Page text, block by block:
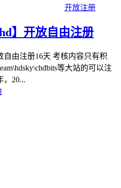
开放注册
】开放自由注册
自由注册16天 考核内容只有积
等大站的可以注
，20...